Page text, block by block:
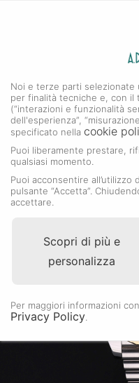
Rolex Datejust
Noi e terze parti selezionate
per finalità tecniche e, con il
(“interazioni e funzionalità
dell'esperienza”,
specificato nella cookie
Puoi liberamente prestare,
qualsiasi momento.
Puoi acconsentire
pulsante “Accetta”.
accettare.
Scopri di più e
personalizza
Per maggiori informazioni
Privacy Policy